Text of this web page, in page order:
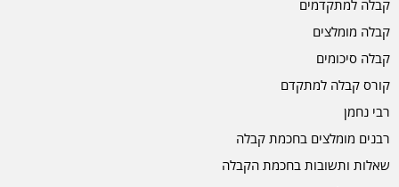
קבלה למתקדמים
קבלה מומלצים
קבלה סיכומים
קורס קבלה למתקדם
רבי נחמן
רבנים מומלצים בחכמת קבלה
שאלות ותשובות בחכמת הקבלה